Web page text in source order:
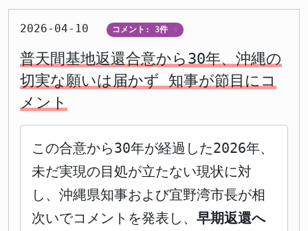
2026-04-10 コメント: 3件
普天間基地返還合意から30年、沖縄の
切実な願いは届かず 知事が節目にコ
メント
この合意から30年が経過した2026年、
未だ実現の目処が立たない現状に対
し、沖縄県知事および宜野湾市長が相
次いでコメントを発表し、 早期返還へ